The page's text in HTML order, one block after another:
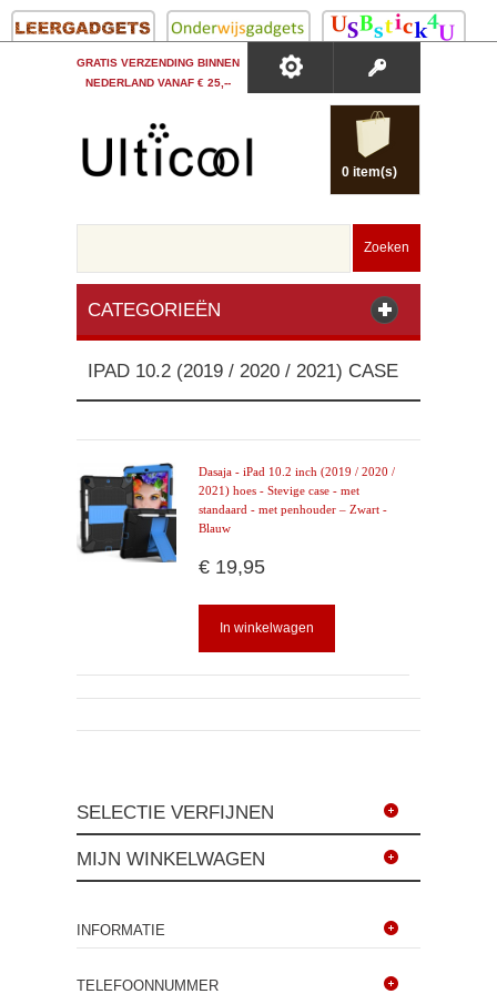
GRATIS VERZENDING BINNEN
NEDERLAND VANAF € 25,--
0 item(s)
Zoeken
CATEGORIEËN
IPAD 10.2 (2019 / 2020 / 2021) CASE
Dasaja - iPad 10.2 inch (2019 / 2020 /
2021) hoes - Stevige case - met
standaard - met penhouder – Zwart -
Blauw
€ 19,95
In winkelwagen
SELECTIE VERFIJNEN
MIJN WINKELWAGEN
INFORMATIE
TELEFOONNUMMER